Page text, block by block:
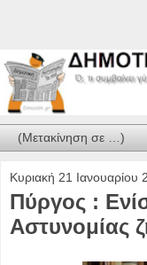
Κυριακή 21 Ιανουαρίου
Πύργος :
Αστυνομίας